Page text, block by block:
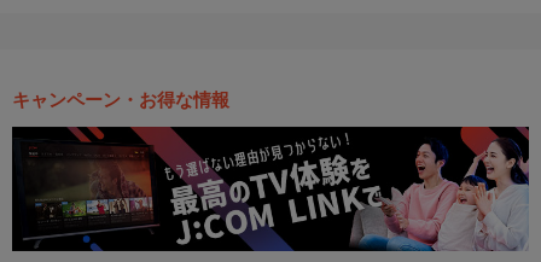
キャンペーン・お得な情報